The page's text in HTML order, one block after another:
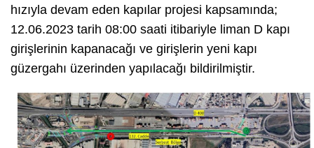
hızıyla devam eden kapılar projesi kapsamında;
12.06.2023 tarih 08:00 saati itibariyle liman D kapı
girişlerinin kapanacağı ve girişlerin yeni kapı
güzergahı üzerinden yapılacağı bildirilmiştir.